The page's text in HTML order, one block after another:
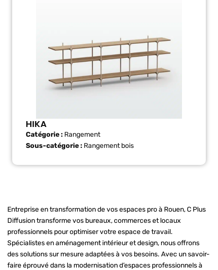
HIKA
Catégorie : Rangement
Sous-catégorie : Rangement bois
Entreprise en transformation de vos espaces pro à Rouen, C Plus
Diffusion transforme vos bureaux, commerces et locaux
professionnels pour optimiser votre espace de travail.
Spécialistes en aménagement intérieur et design, nous offrons
des solutions sur mesure adaptées à vos besoins. Avec un savoir-
faire éprouvé dans la modernisation d’espaces professionnels à